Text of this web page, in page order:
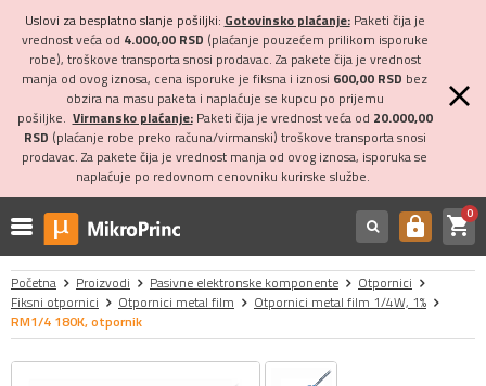
Uslovi za besplatno slanje pošiljki: Gotovinsko plaćanje:Paketi čija je
vrednost veća od 4.000,00 RSD (plaćanje pouzećem prilikom isporuke
robe), troškove transporta snosi prodavac. Za pakete čija je vrednost
manja od ovog iznosa, cena isporuke je fiksna i iznosi 600,00 RSD bez
obzira na masu paketa i naplaćuje se kupcu po prijemu
pošiljke. Virmansko plaćanje:Paketi čija je vrednost veća od 20.000,00
RSD (plaćanje robe preko računa/virmanski) troškove transporta snosi
prodavac. Za pakete čija je vrednost manja od ovog iznosa, isporuka se
naplaćuje po redovnom cenovniku kurirske službe.
https shopping_cart0
Početna Proizvodi Pasivne elektronske komponente
Otpornici
Fiksni otpornici
Otpornici metal film
Otpornici metal film 1/4W, 1%
RM1/4 180K, otpornik